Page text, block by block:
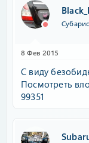
8 Фев 2015
С виду
Посмотреть
99351